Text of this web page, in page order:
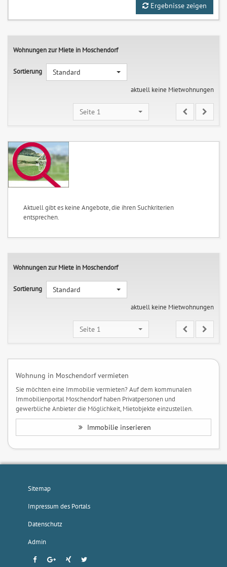
Ergebnisse zeigen
Wohnungen zur Miete in Moschendorf
Sortierung
Standard
aktuell keine Mietwohnungen
Seite 1
Aktuell gibt es keine Angebote, die ihren Suchkriterien
entsprechen.
Wohnungen zur Miete in Moschendorf
Sortierung
Standard
aktuell keine Mietwohnungen
Seite 1
Wohnung in Moschendorf vermieten
Sie möchten eine Immobilie vermieten? Auf dem kommunalen
Immobilienportal Moschendorf haben Privatpersonen und
gewerbliche Anbieter die Möglichkeit, Mietobjekte einzustellen.
Immobilie inserieren
Sitemap
Impressum des Portals
Datenschutz
Admin